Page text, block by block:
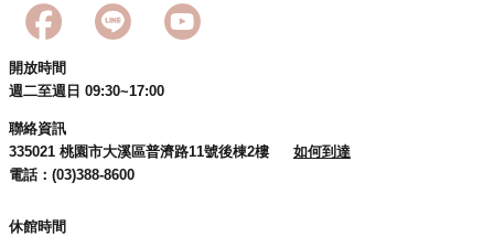
信
箱
桃
園
市
政
府
n
開放時間
週二至週日 09:30~17:00
聯絡資訊
335021 桃園市大溪區普濟路11號後棟2樓
如何到達
電話：(03)388-8600
休館時間